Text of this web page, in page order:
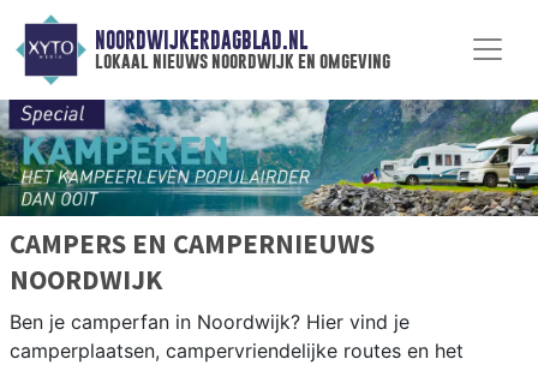
NOORDWIJKERDAGBLAD.NL
lokaal nieuws noordwijk en omgeving
CAMPERS EN CAMPERNIEUWS
NOORDWIJK
Ben je camperfan in Noordwijk? Hier vind je
camperplaatsen, campervriendelijke routes en het